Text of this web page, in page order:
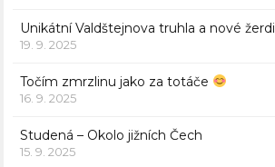
Unikátní Valdštejnova truhla a nové žerdi
19. 9. 2025
Točím zmrzlinu jako za totáče
16. 9. 2025
Studená – Okolo jižních Čech
15. 9. 2025